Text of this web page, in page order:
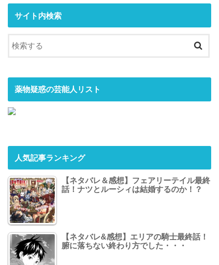
サイト内検索
薬物疑惑の芸能人リスト
人気記事ランキング
【ネタバレ＆感想】フェアリーテイル最終
話！ナツとルーシィは結婚するのか！？
【ネタバレ&感想】エリアの騎士最終話！
腑に落ちない終わり方でした・・・